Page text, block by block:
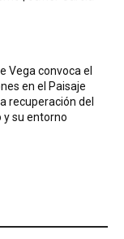
Vega convoca el
en el Paisaje
recuperación del
su entorno